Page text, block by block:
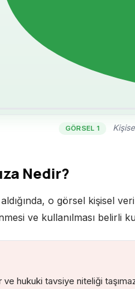
GÖRSEL 1
Nedir?
o görsel kişisel
ve kullanılması belirli
ve hukuki tavsiye niteliği